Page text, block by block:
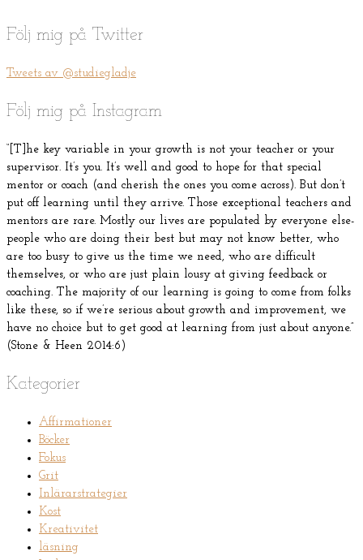
Följ mig på Twitter
Tweets av @studiegladje
Följ mig på Instagram
“[T]he key variable in your growth is not your teacher or your
supervisor. It’s you. It’s well and good to hope for that special
mentor or coach (and cherish the ones you come across). But don’t
put off learning until they arrive. Those exceptional teachers and
mentors are rare. Mostly our lives are populated by everyone else-
people who are doing their best but may not know better, who
are too busy to give us the time we need, who are difficult
themselves, or who are just plain lousy at giving feedback or
coaching. The majority of our learning is going to come from folks
like these, so if we’re serious about growth and improvement, we
have no choice but to get good at learning from just about anyone.”
(Stone & Heen 2014:6)
Kategorier
Affirmationer
Böcker
Fokus
Grit
Inlärarstrategier
Kost
Kreativitet
läsning